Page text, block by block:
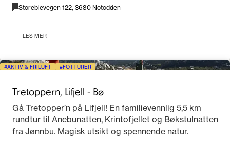
Storeblevegen 122, 3680 Notodden
LES MER
AKTIV & FRILUFT FOTTURER
Tretoppern, Lifjell - Bø
Gå Tretopper’n på Lifjell! En familievennlig 5,5 km
rundtur til Anebunatten, Krintofjellet og Bøkstulnatten
fra Jønnbu. Magisk utsikt og spennende natur.